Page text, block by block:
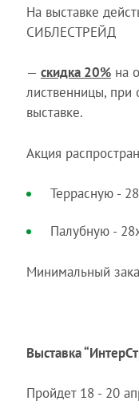
На выставке
СИБЛЕСТРЕЙД
— скидка 20%на
лиственницы, при
выставке.
Акция
Террасную -
Палубную -
Минимальный
Выставка
Пройдет 18 - 20